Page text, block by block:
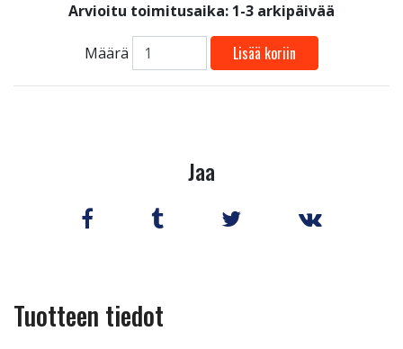
Arvioitu toimitusaika: 1-3 arkipäivää
Määrä Lisää koriin
Jaa
Tuotteen tiedot